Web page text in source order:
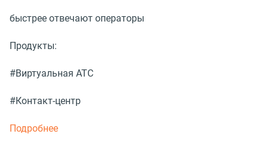
быстрее отвечают операторы
Продукты:
#Виртуальная АТС
#Контакт-центр
Подробнее